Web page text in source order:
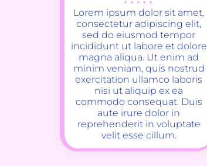
Lorem ipsum dolor sit amet,
consectetur adipiscing elit,
sed do eiusmod tempor
incididunt ut labore et dolore
magna aliqua. Ut enim ad
minim veniam, quis nostrud
exercitation ullamco laboris
nisi ut aliquip ex ea
commodo consequat. Duis
aute irure dolor in
reprehenderit in voluptate
velit esse cillum.